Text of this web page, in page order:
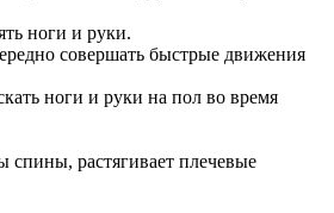
ноги и руки.
совершать быстрые движения
ноги и руки на пол во время
растягивает плечевые